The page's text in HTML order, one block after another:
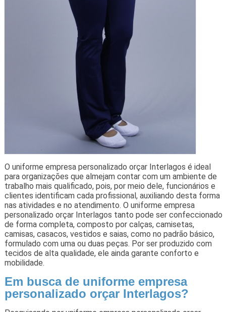
O uniforme empresa personalizado orçar Interlagos é ideal
para organizações que almejam contar com um ambiente de
trabalho mais qualificado, pois, por meio dele, funcionários e
clientes identificam cada profissional, auxiliando desta forma
nas atividades e no atendimento. O uniforme empresa
personalizado orçar Interlagos tanto pode ser confeccionado
de forma completa, composto por calças, camisetas,
camisas, casacos, vestidos e saias, como no padrão básico,
formulado com uma ou duas peças. Por ser produzido com
tecidos de alta qualidade, ele ainda garante conforto e
mobilidade.
Em busca de uniforme empresa
personalizado orçar Interlagos?